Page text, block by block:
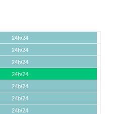
24h/24
24h/24
24h/24
24h/24
24h/24
24h/24
24h/24